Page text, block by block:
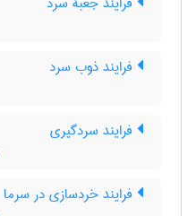
فرایند ذوب سرد
فرایند سردگیری
فرایند خردسازی در سرما